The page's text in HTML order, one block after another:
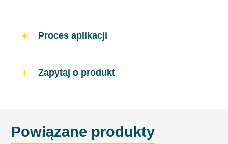
Proces aplikacji
Proporcje mieszania wg objętości
Zapytaj o produkt
Powiązane produkty